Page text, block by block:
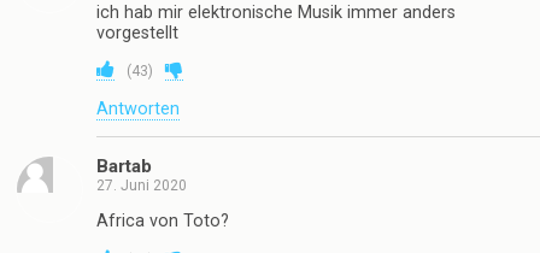
ich hab mir elektronische Musik immer anders
vorgestellt
(43)
Antworten
Bartab
27. Juni 2020
Africa von Toto?